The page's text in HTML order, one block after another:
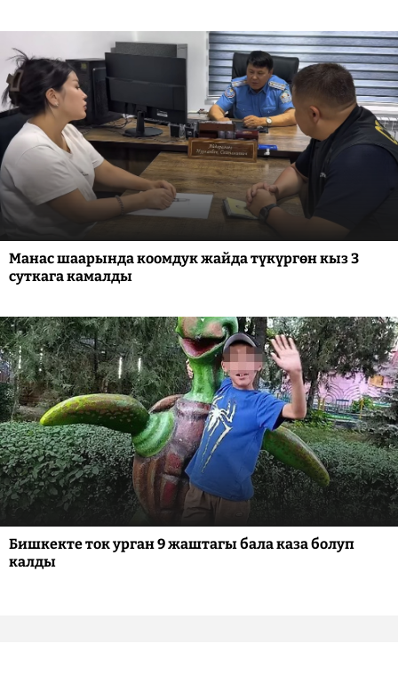
Манас шаарында коомдук жайда түкүргөн кыз 3
суткага камалды
Бишкекте ток урган 9 жаштагы бала каза болуп
калды